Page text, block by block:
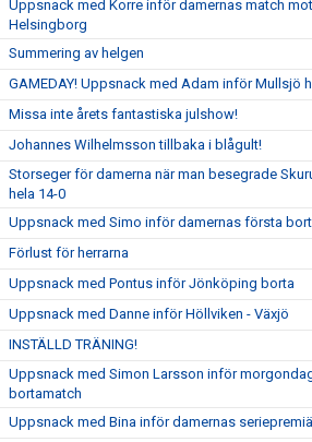
Uppsnack med Korre inför damernas match
Helsingborg
Summering av helgen
GAMEDAY! Uppsnack med Adam inför Mullsjö
Missa inte årets fantastiska julshow!
Johannes Wilhelmsson tillbaka i blågult!
Storseger för damerna när man besegrade
hela 14-0
Uppsnack med Simo inför damernas första
Förlust för herrarna
Uppsnack med Pontus inför Jönköping borta
Uppsnack med Danne inför Höllviken - Växjö
INSTÄLLD TRÄNING!
Uppsnack med Simon Larsson inför
bortamatch
Uppsnack med Bina inför damernas